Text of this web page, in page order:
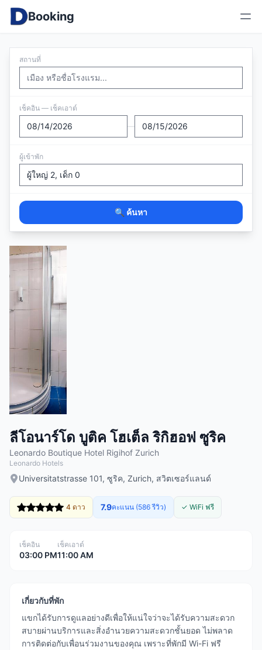
Booking
สถานที่
เช็คอิน — เช็คเอาต์
—
ผู้เข้าพัก
🔍 ค้นหา
ลีโอนาร์โด บูติค โฮเต็ล ริกิฮอฟ ซูริค
Leonardo Boutique Hotel Rigihof Zurich
Leonardo Hotels
Universitatstrasse 101, ซูริค, Zurich, สวิตเซอร์แลนด์
4 ดาว 7.9คะแนน (586 รีวิว) ✓ WiFi ฟรี
เช็คอิน
03:00 PM
เช็คเอาต์
11:00 AM
เกี่ยวกับที่พัก
แขกได้รับการดูแลอย่างดีเพื่อให้แน่ใจว่าจะได้รับความสะดวก
สบายผ่านบริการและสิ่งอำนวยความสะดวกชั้นยอด ไม่พลาด
การติดต่อกับเพื่อนร่วมงานของคุณ เพราะที่พักมี Wi-Fi ฟรี